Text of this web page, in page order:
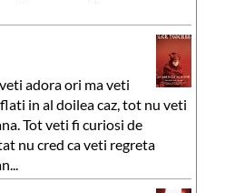
adora ori ma veti
in al doilea caz, tot nu veti
Tot veti fi curiosi de
nu cred ca veti regreta